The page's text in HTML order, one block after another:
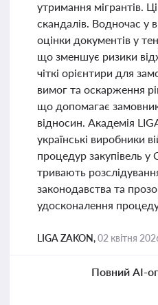
утримання мігрантів.
скандалів. Водночас у
оцінки документів у
що зменшує ризики
чіткі орієнтири для
вимог та оскарження
що допомагає
відносин. Академія
українські виробники
процедур закупівель
тривають
законодавства та
удосконалення
LIGA ZAKON,02 квітня
Повний AI-